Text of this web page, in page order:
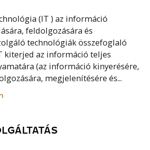
(IT ) az információ
feldolgozására és
technológiák összefoglaló
kiterjed az információ teljes
(az információ kinyerésére,
megjelenítésére és...